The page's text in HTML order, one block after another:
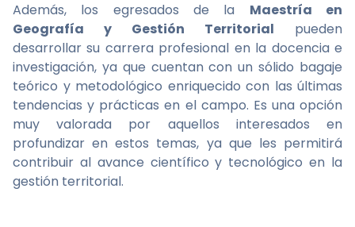
Además, los egresados de la Maestría en
Geografía y Gestión Territorial pueden
desarrollar su carrera profesional en la docencia e
investigación, ya que cuentan con un sólido bagaje
teórico y metodológico enriquecido con las últimas
tendencias y prácticas en el campo. Es una opción
muy valorada por aquellos interesados en
profundizar en estos temas, ya que les permitirá
contribuir al avance científico y tecnológico en la
gestión territorial.